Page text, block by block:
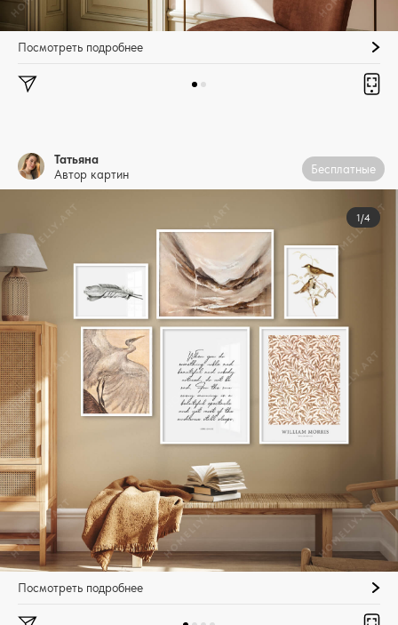
Посмотреть подробнее
Татьяна
Автор картин
1/4
Бесплатные
Посмотреть подробнее